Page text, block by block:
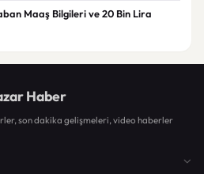
Maaş Bilgileri ve 20 Bin Lira
Haber
son dakika gelişmeleri, video haberler